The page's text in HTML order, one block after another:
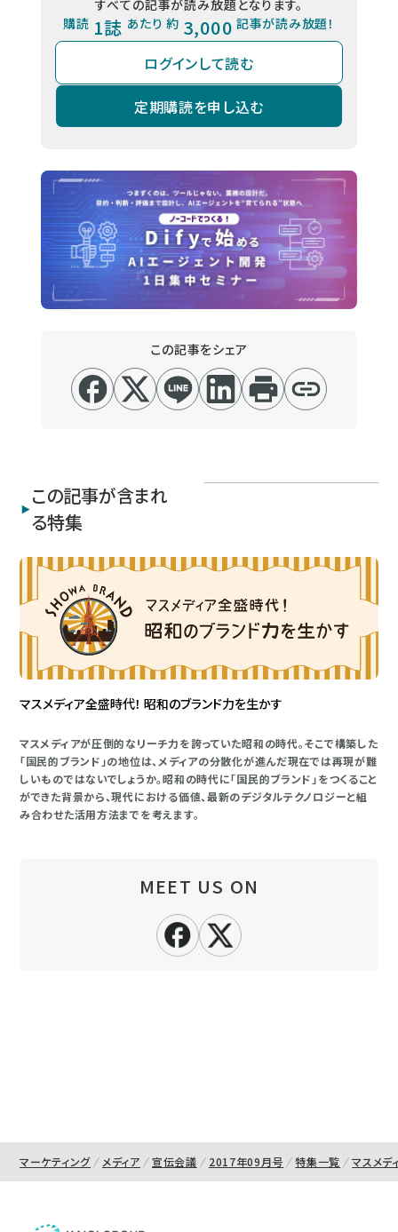
すべての記事が読み放題となります。
購読 1誌 あたり 約 3,000 記事が読み放題！
ログインして読む
定期購読を申し込む
この記事をシェア
この記事が含まれ
る特集
マスメディア全盛時代！ 昭和のブランド力を生かす
マスメディアが圧倒的なリーチ力を誇っていた昭和の時代。そこで構築した
「国民的ブランド」の地位は、メディアの分散化が進んだ現在では再現が難
しいものではないでしょうか。昭和の時代に「国民的ブランド」をつくること
ができた背景から、現代における価値、最新のデジタルテクノロジーと組
み合わせた活用方法までを考えます。
MEET US ON
マーケティング メディア 宣伝会議 2017年09月号 特集一覧 マスメデ